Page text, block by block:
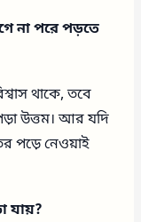
না পরে পড়তে
থাকে, তবে
উত্তম। আর যদি
পড়ে নেওয়াই
যায়?